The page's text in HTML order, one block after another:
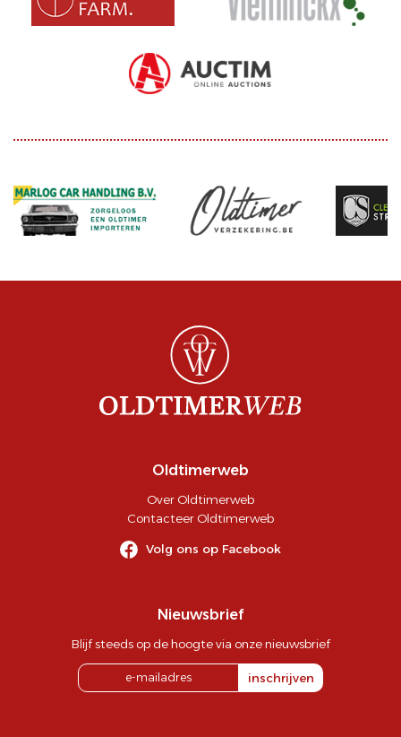
Oldtimerweb
Over Oldtimerweb
Contacteer Oldtimerweb
Volg ons op Facebook
Nieuwsbrief
Blijf steeds op de hoogte via onze nieuwsbrief
inschrijven